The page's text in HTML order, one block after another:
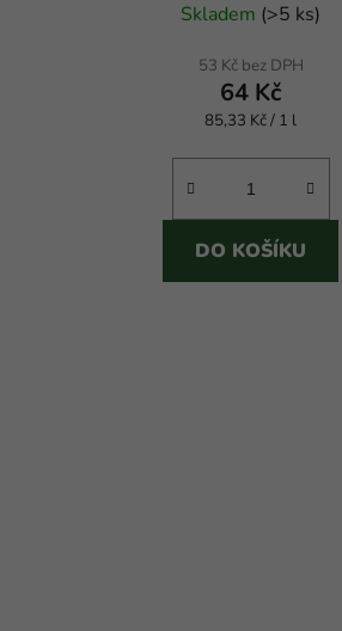
Skladem (>5 ks)
53 Kč bez DPH
64 Kč
Měrná
85,33 Kč / 1 l
DO KOŠÍKU